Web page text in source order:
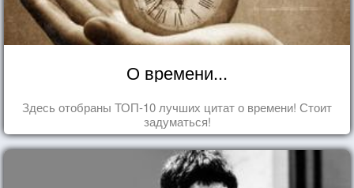
О времени...
Здесь отобраны ТОП-10 лучших цитат о времени! Стоит
задуматься!